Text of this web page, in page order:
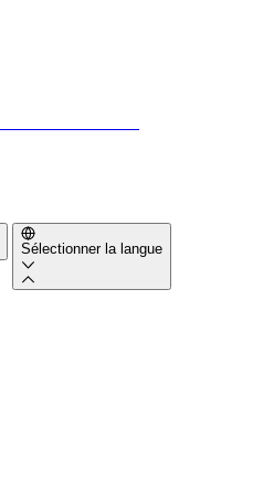
Sélectionner la langue